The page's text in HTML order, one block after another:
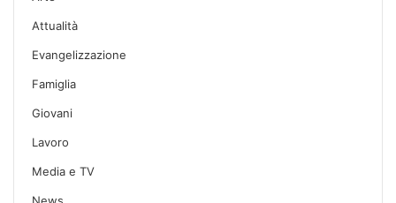
Attualità
Evangelizzazione
Famiglia
Giovani
Lavoro
Media e TV